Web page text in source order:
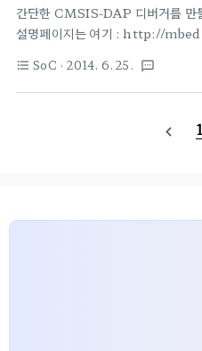
간단한 CMSIS-DAP 디버거를 만
설명페이지는 여기 : http://
하는 페이지가 만들어 지려나~일단,
http://mbed.org/handbook/
LPC11U35 시리즈가 부착된 보드
format_list_bulleted SoC · 2014. 6. 25. textsms
navigate_before 1